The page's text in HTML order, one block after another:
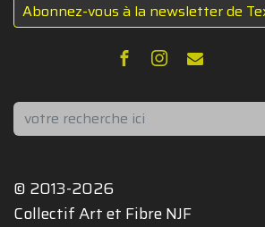
Abonnez-vous à la newsletter de
Rechercher
© 2013-2026
Collectif Art et Fibre NJF